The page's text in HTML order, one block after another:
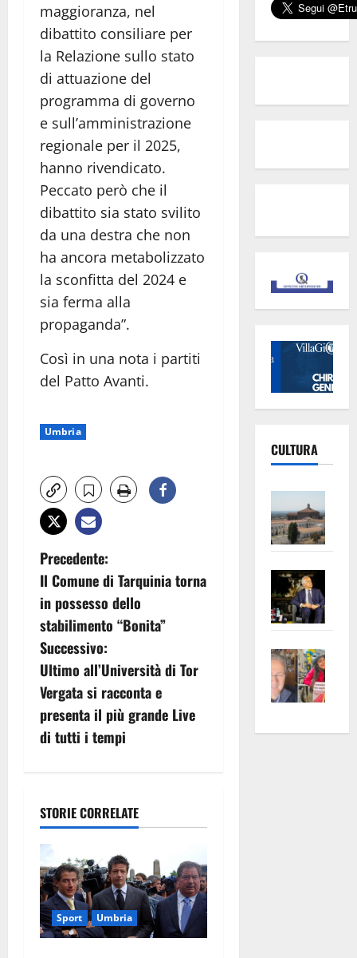
maggioranza, nel
dibattito consiliare per
la Relazione sullo stato
di attuazione del
programma di governo
e sull’amministrazione
regionale per il 2025,
hanno rivendicato.
Peccato però che il
dibattito sia stato svilito
da una destra che non
ha ancora metabolizzato
la sconfitta del 2024 e
sia ferma alla
propaganda”.
Così in una nota i partiti
del Patto Avanti.
Umbria
N
a
v
i
g
a
o
n
e
a
Precedente:
Il Comune di Tarquinia torna
in possesso dello
stabilimento “Bonita”
Successivo:
Ultimo all’Università di Tor
Vergata si racconta e
presenta il più grande Live
di tutti i tempi
STORIE CORRELATE
Sport Umbria
CULTURA
euro
apre